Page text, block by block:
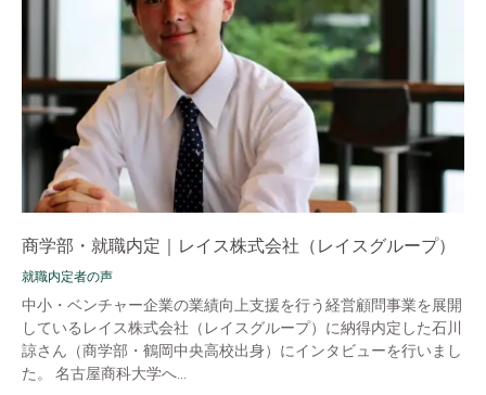
商学部・就職内定｜レイス株式会社（レイスグループ）
就職内定者の声
中小・ベンチャー企業の業績向上支援を行う経営顧問事業を展開
しているレイス株式会社（レイスグループ）に納得内定した石川
諒さん（商学部・鶴岡中央高校出身）にインタビューを行いまし
た。 名古屋商科大学へ...